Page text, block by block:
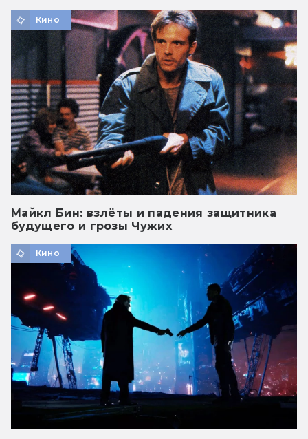
Кино
Майкл Бин: взлёты и падения защитника
будущего и грозы Чужих
Кино